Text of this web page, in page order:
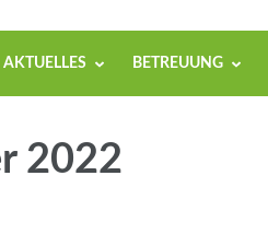
AKTUELLES BETREUUNG
2022